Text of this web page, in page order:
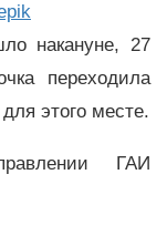
накануне, 27
переходила
этого месте.
ГАИ